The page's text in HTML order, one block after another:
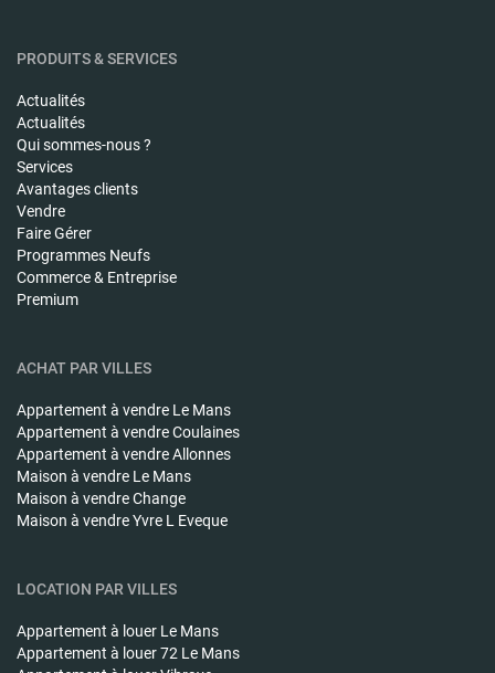
PRODUITS & SERVICES
Actualités
Actualités
Qui sommes-nous ?
Services
Avantages clients
Vendre
Faire Gérer
Programmes Neufs
Commerce & Entreprise
Premium
ACHAT PAR VILLES
Appartement à vendre Le Mans
Appartement à vendreCoulaines
Appartement à vendreAllonnes
Maison à vendre Le Mans
Maison à vendreChange
Maison à vendreYvre L Eveque
LOCATION PAR VILLES
Appartement à louer Le Mans
Appartement à louer72 Le Mans